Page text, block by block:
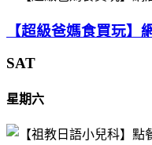
【超級爸媽食買玩】
SAT
星期六